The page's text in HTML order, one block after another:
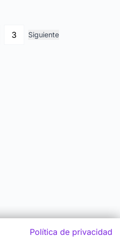
3 Siguiente
Política de privacidad